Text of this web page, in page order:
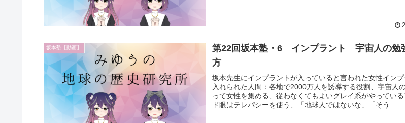
坂本塾【動画】
第22回坂本塾・6 インプラント 宇宙人の勉
方
坂本先生にインプラントが入っていると言われた女性イン
入れられた人間：各地で2000万人を誘導する役割、宇宙人
って女性を集める、従わなくてもよいグレイ系がやってい
ド眼はテレパシーを使う、「地球人ではないな」「そう...